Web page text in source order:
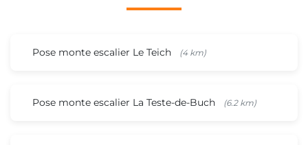
Pose monte escalier Le Teich (4 km)
Pose monte escalier La Teste-de-Buch (6.2 km)